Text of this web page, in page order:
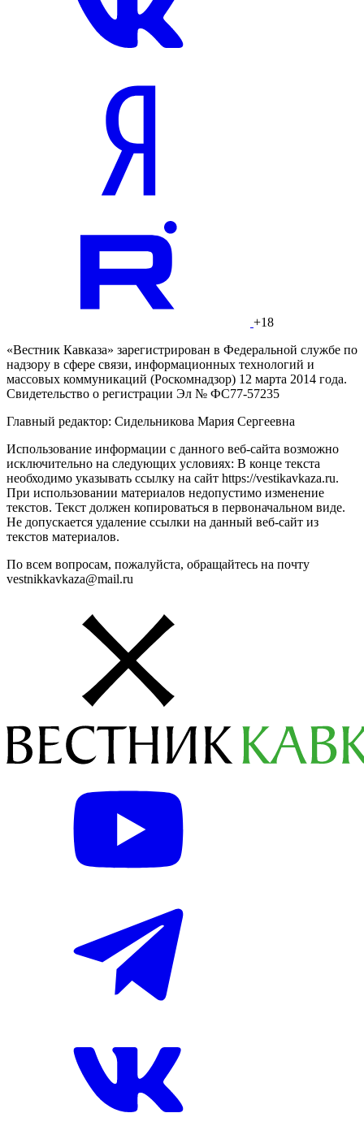
+18
«Вестник Кавказа» зарегистрирован в Федеральной службе по
надзору в сфере связи, информационных технологий и
массовых коммуникаций (Роскомнадзор) 12 марта 2014 года.
Свидетельство о регистрации Эл № ФС77-57235
Главный редактор: Сидельникова Мария Сергеевна
Использование информации с данного веб-сайта возможно
исключительно на следующих условиях: В конце текста
необходимо указывать ссылку на сайт https://vestikavkaza.ru.
При использовании материалов недопустимо изменение
текстов. Текст должен копироваться в первоначальном виде.
Не допускается удаление ссылки на данный веб-сайт из
текстов материалов.
По всем вопросам, пожалуйста, обращайтесь на почту
vestnikkavkaza@mail.ru